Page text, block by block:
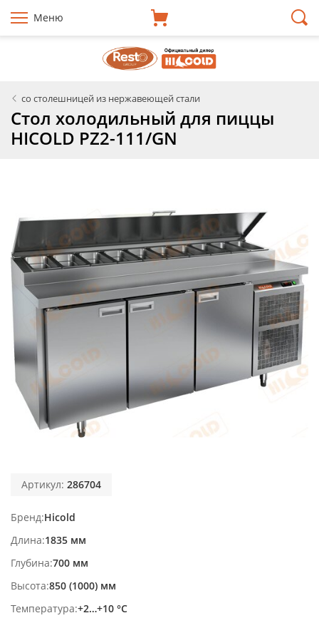
Меню
со столешницей из нержавеющей стали
Стол холодильный для пиццы
HICOLD PZ2-111/GN
Артикул: 286704
Бренд Hicold
Длина 1835 мм
Глубина 700 мм
Высота 850 (1000) мм
Температура +2…+10 °С